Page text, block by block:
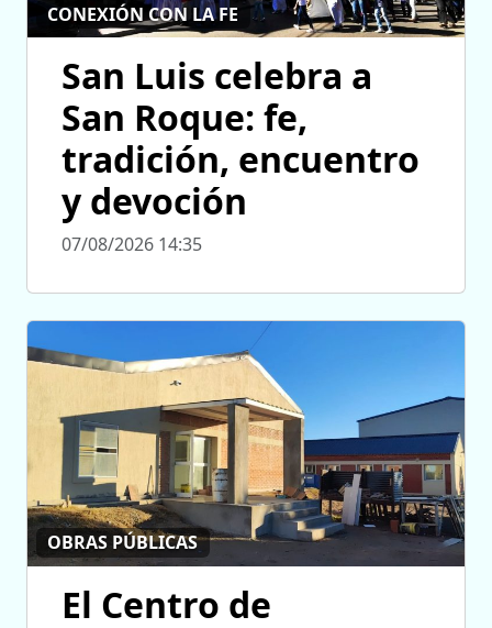
CONEXIÓN CON LA FE
San Luis celebra a
San Roque: fe,
tradición, encuentro
y devoción
07/08/2026 14:35
OBRAS PÚBLICAS
El Centro de